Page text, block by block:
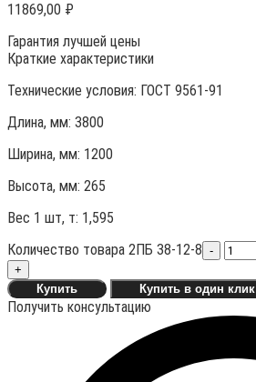
11869,00 ₽
Гарантия лучшей цены
Краткие характеристики
Технические условия: ГОСТ 9561-91
Длина, мм: 3800
Ширина, мм: 1200
Высота, мм: 265
Вес 1 шт, т: 1,595
Количество товара 2ПБ 38-12-8 -
+
Купить
Купить в один клик
Получить консультацию